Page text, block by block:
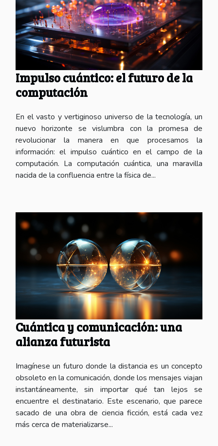
Impulso cuántico: el futuro de la
computación
En el vasto y vertiginoso universo de la tecnología, un
nuevo horizonte se vislumbra con la promesa de
revolucionar la manera en que procesamos la
información: el impulso cuántico en el campo de la
computación. La computación cuántica, una maravilla
nacida de la confluencia entre la física de...
Cuántica y comunicación: una
alianza futurista
Imagínese un futuro donde la distancia es un concepto
obsoleto en la comunicación, donde los mensajes viajan
instantáneamente, sin importar qué tan lejos se
encuentre el destinatario. Este escenario, que parece
sacado de una obra de ciencia ficción, está cada vez
más cerca de materializarse...